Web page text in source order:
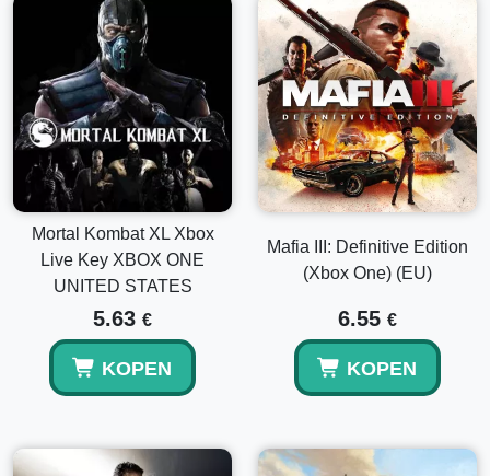
Mortal Kombat XL Xbox
Live Key XBOX ONE
UNITED STATES
5.63 €
KOPEN
Mafia III: Definitive Edition
(Xbox One) (EU)
6.55 €
KOPEN